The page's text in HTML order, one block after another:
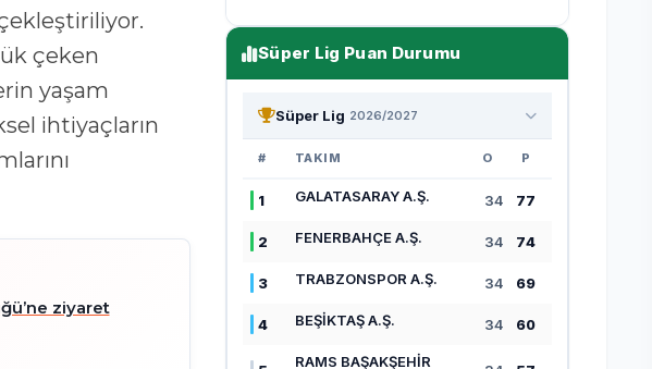
çeken
yaşam
ihtiyaçların
ziyaret
Süper Lig Puan Durumu
Süper Lig 2026/2027
# TAKIM O P
1 GALATASARAY A.Ş. 34 77
2 FENERBAHÇE A.Ş. 34 74
3 TRABZONSPOR A.Ş. 34 69
4 BEŞİKTAŞ A.Ş. 34 60
RAMS BAŞAKŞEHİR